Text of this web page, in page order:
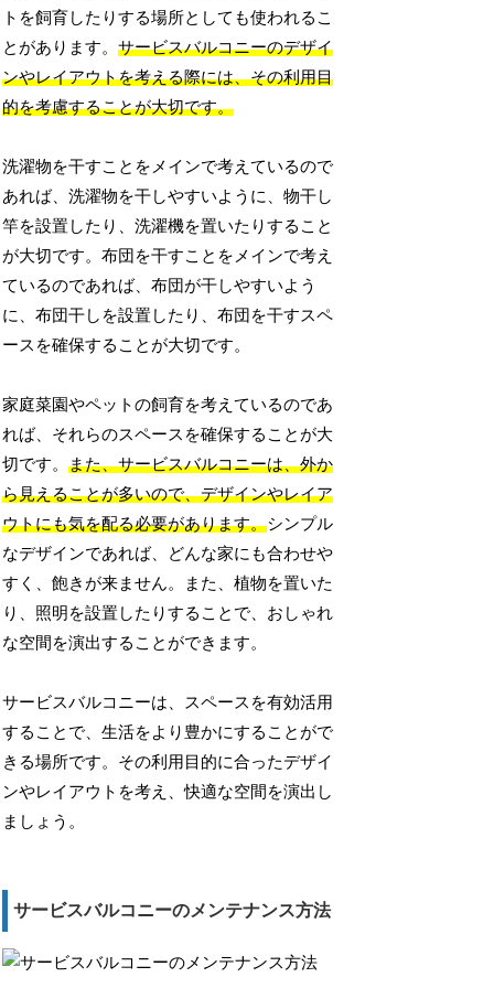
トを飼育したりする場所としても使われるこ
とがあります。サービスバルコニーのデザイ
ンやレイアウトを考える際には、その利用目
的を考慮することが大切です。
洗濯物を干すことをメインで考えているので
あれば、洗濯物を干しやすいように、物干し
竿を設置したり、洗濯機を置いたりすること
が大切です。布団を干すことをメインで考え
ているのであれば、布団が干しやすいよう
に、布団干しを設置したり、布団を干すスペ
ースを確保することが大切です。
家庭菜園やペットの飼育を考えているのであ
れば、それらのスペースを確保することが大
切です。また、サービスバルコニーは、外か
ら見えることが多いので、デザインやレイア
ウトにも気を配る必要があります。シンプル
なデザインであれば、どんな家にも合わせや
すく、飽きが来ません。また、植物を置いた
り、照明を設置したりすることで、おしゃれ
な空間を演出することができます。
サービスバルコニーは、スペースを有効活用
することで、生活をより豊かにすることがで
きる場所です。その利用目的に合ったデザイ
ンやレイアウトを考え、快適な空間を演出し
ましょう。
サービスバルコニーのメンテナンス方法